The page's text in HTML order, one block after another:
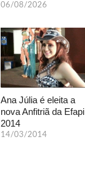
06/08/2026
Ana Júlia é eleita a
nova Anfitriã da Efapi
2014
14/03/2014